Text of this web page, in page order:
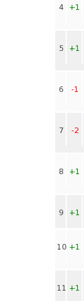
4 +1
5 +1
6 -1
7 -2
8 +1
9 +1
10 +1
11 +1